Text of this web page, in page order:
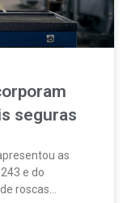
seguras
as
e do
roscas